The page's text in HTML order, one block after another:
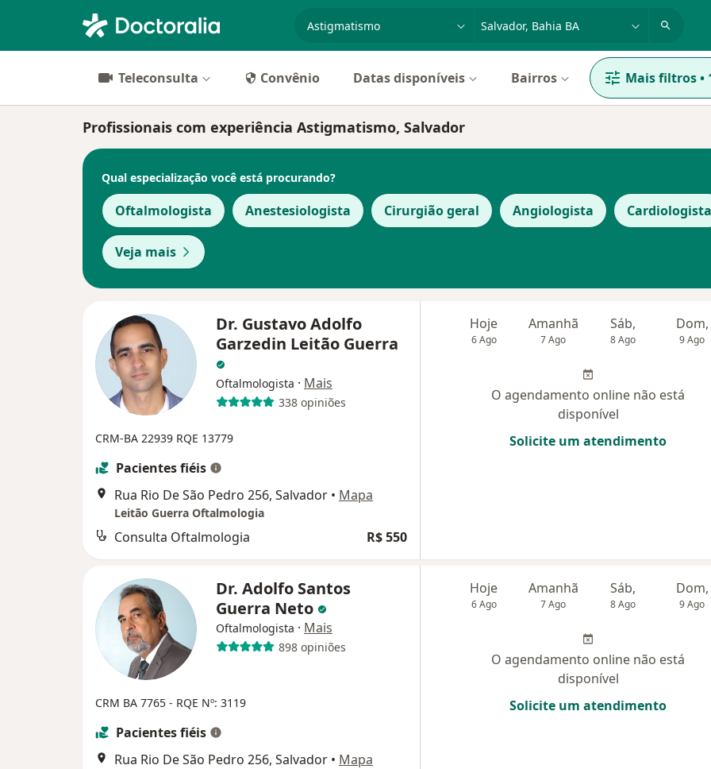
Teleconsulta Convênio Datas disponíveis Bairros Mais filtros•
Profissionais com experiência Astigmatismo, Salvador
Qual especialização você está procurando?
Oftalmologista Anestesiologista Cirurgião geral Angiologista Cardiologista
Veja mais
Dr. Gustavo Adolfo
Garzedin Leitão Guerra
Oftalmologista · Mais
338 opiniões
CRM-BA 22939 RQE 13779
Pacientes fiéis
Rua Rio De São Pedro 256, Salvador • Mapa
Leitão Guerra Oftalmologia
Consulta Oftalmologia R$ 550
Hoje
6 Ago
Amanhã
7 Ago
Sáb,
8 Ago
Dom,
9 Ago
O agendamento online não está
disponível
Solicite um atendimento
Dr. Adolfo Santos
Guerra Neto
Oftalmologista · Mais
898 opiniões
CRM BA 7765 - RQE Nº: 3119
Pacientes fiéis
Rua Rio De São Pedro 256, Salvador • Mapa
Hoje
6 Ago
Amanhã
7 Ago
Sáb,
8 Ago
Dom,
9 Ago
O agendamento online não está
disponível
Solicite um atendimento